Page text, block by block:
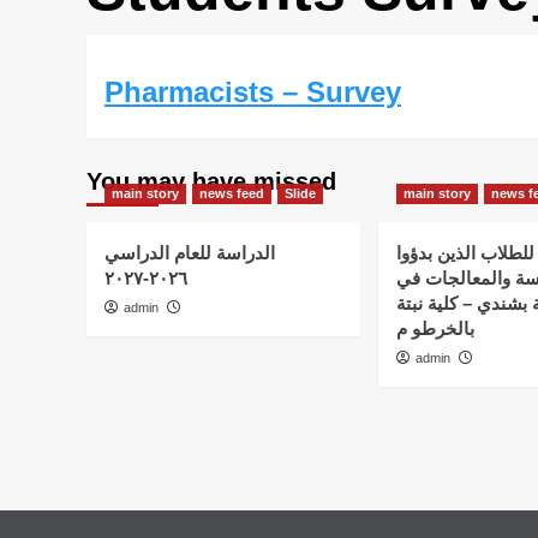
Pharmacists – Survey
You may have missed
main story news feed Slide
الدراسة للعام الدراسي
٢٠٢٦-٢٠٢٧
admin
main story news
الذين بدؤوا
والمعالجات في
بشندي – كلية نبتة
بالخرطو م
admin